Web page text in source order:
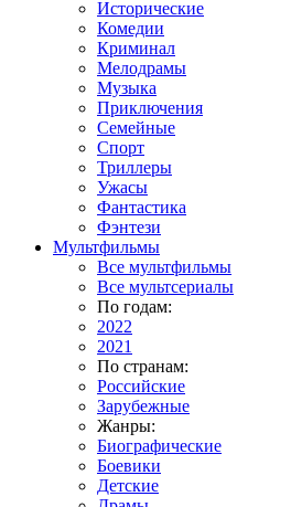
Исторические
Комедии
Криминал
Мелодрамы
Музыка
Приключения
Семейные
Спорт
Триллеры
Ужасы
Фантастика
Фэнтези
Мультфильмы
Все мультфильмы
Все мультсериалы
По годам:
2022
2021
По странам:
Российские
Зарубежные
Жанры:
Биографические
Боевики
Детские